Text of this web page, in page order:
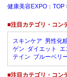
健康美容EXPO：TOP
■注目カテゴリ・コン
スキンケア 男性化
ゲン ダイエット エ
テイン ブルーベリ
■注目カテゴリ・コン